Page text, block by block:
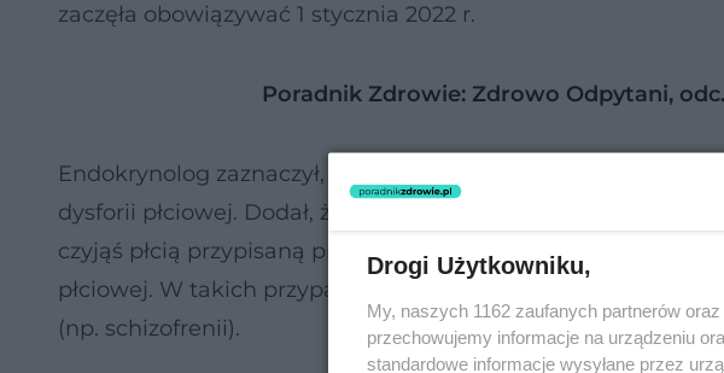
zaczęła obowiązywać 1 stycznia 2022 r.
Poradnik Zdrowie: Zdrowo Odpytani,
Endokrynolog zaznaczył, że nie wszystkie osoby z
dysforii płciowej. Dodał, że rzadko zdarza się, by osoby cis-
czyjąś płcią przypisaną przy narodzinach a tożsamością
płciowej. W takich przypadkach należy zawsze wykluczyć
(np. schizofrenii).
Drogi Użytkowniku,
My, naszych 1162 zaufanych partnerów
przechowujemy informacje na urządzeniu
standardowe informacje wysyłane przez